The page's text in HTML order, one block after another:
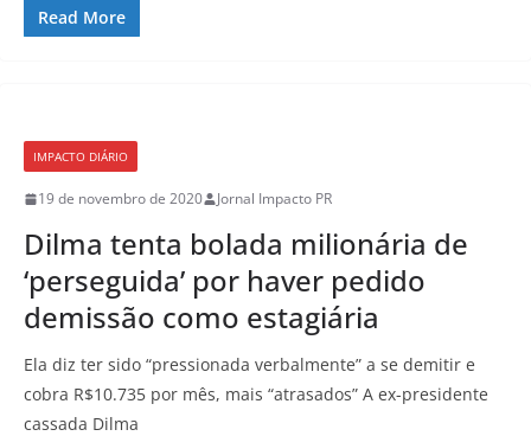
Read More
IMPACTO DIÁRIO
19 de novembro de 2020 Jornal Impacto PR
Dilma tenta bolada milionária de
‘perseguida’ por haver pedido
demissão como estagiária
Ela diz ter sido “pressionada verbalmente” a se demitir e
cobra R$10.735 por mês, mais “atrasados” A ex-presidente
cassada Dilma